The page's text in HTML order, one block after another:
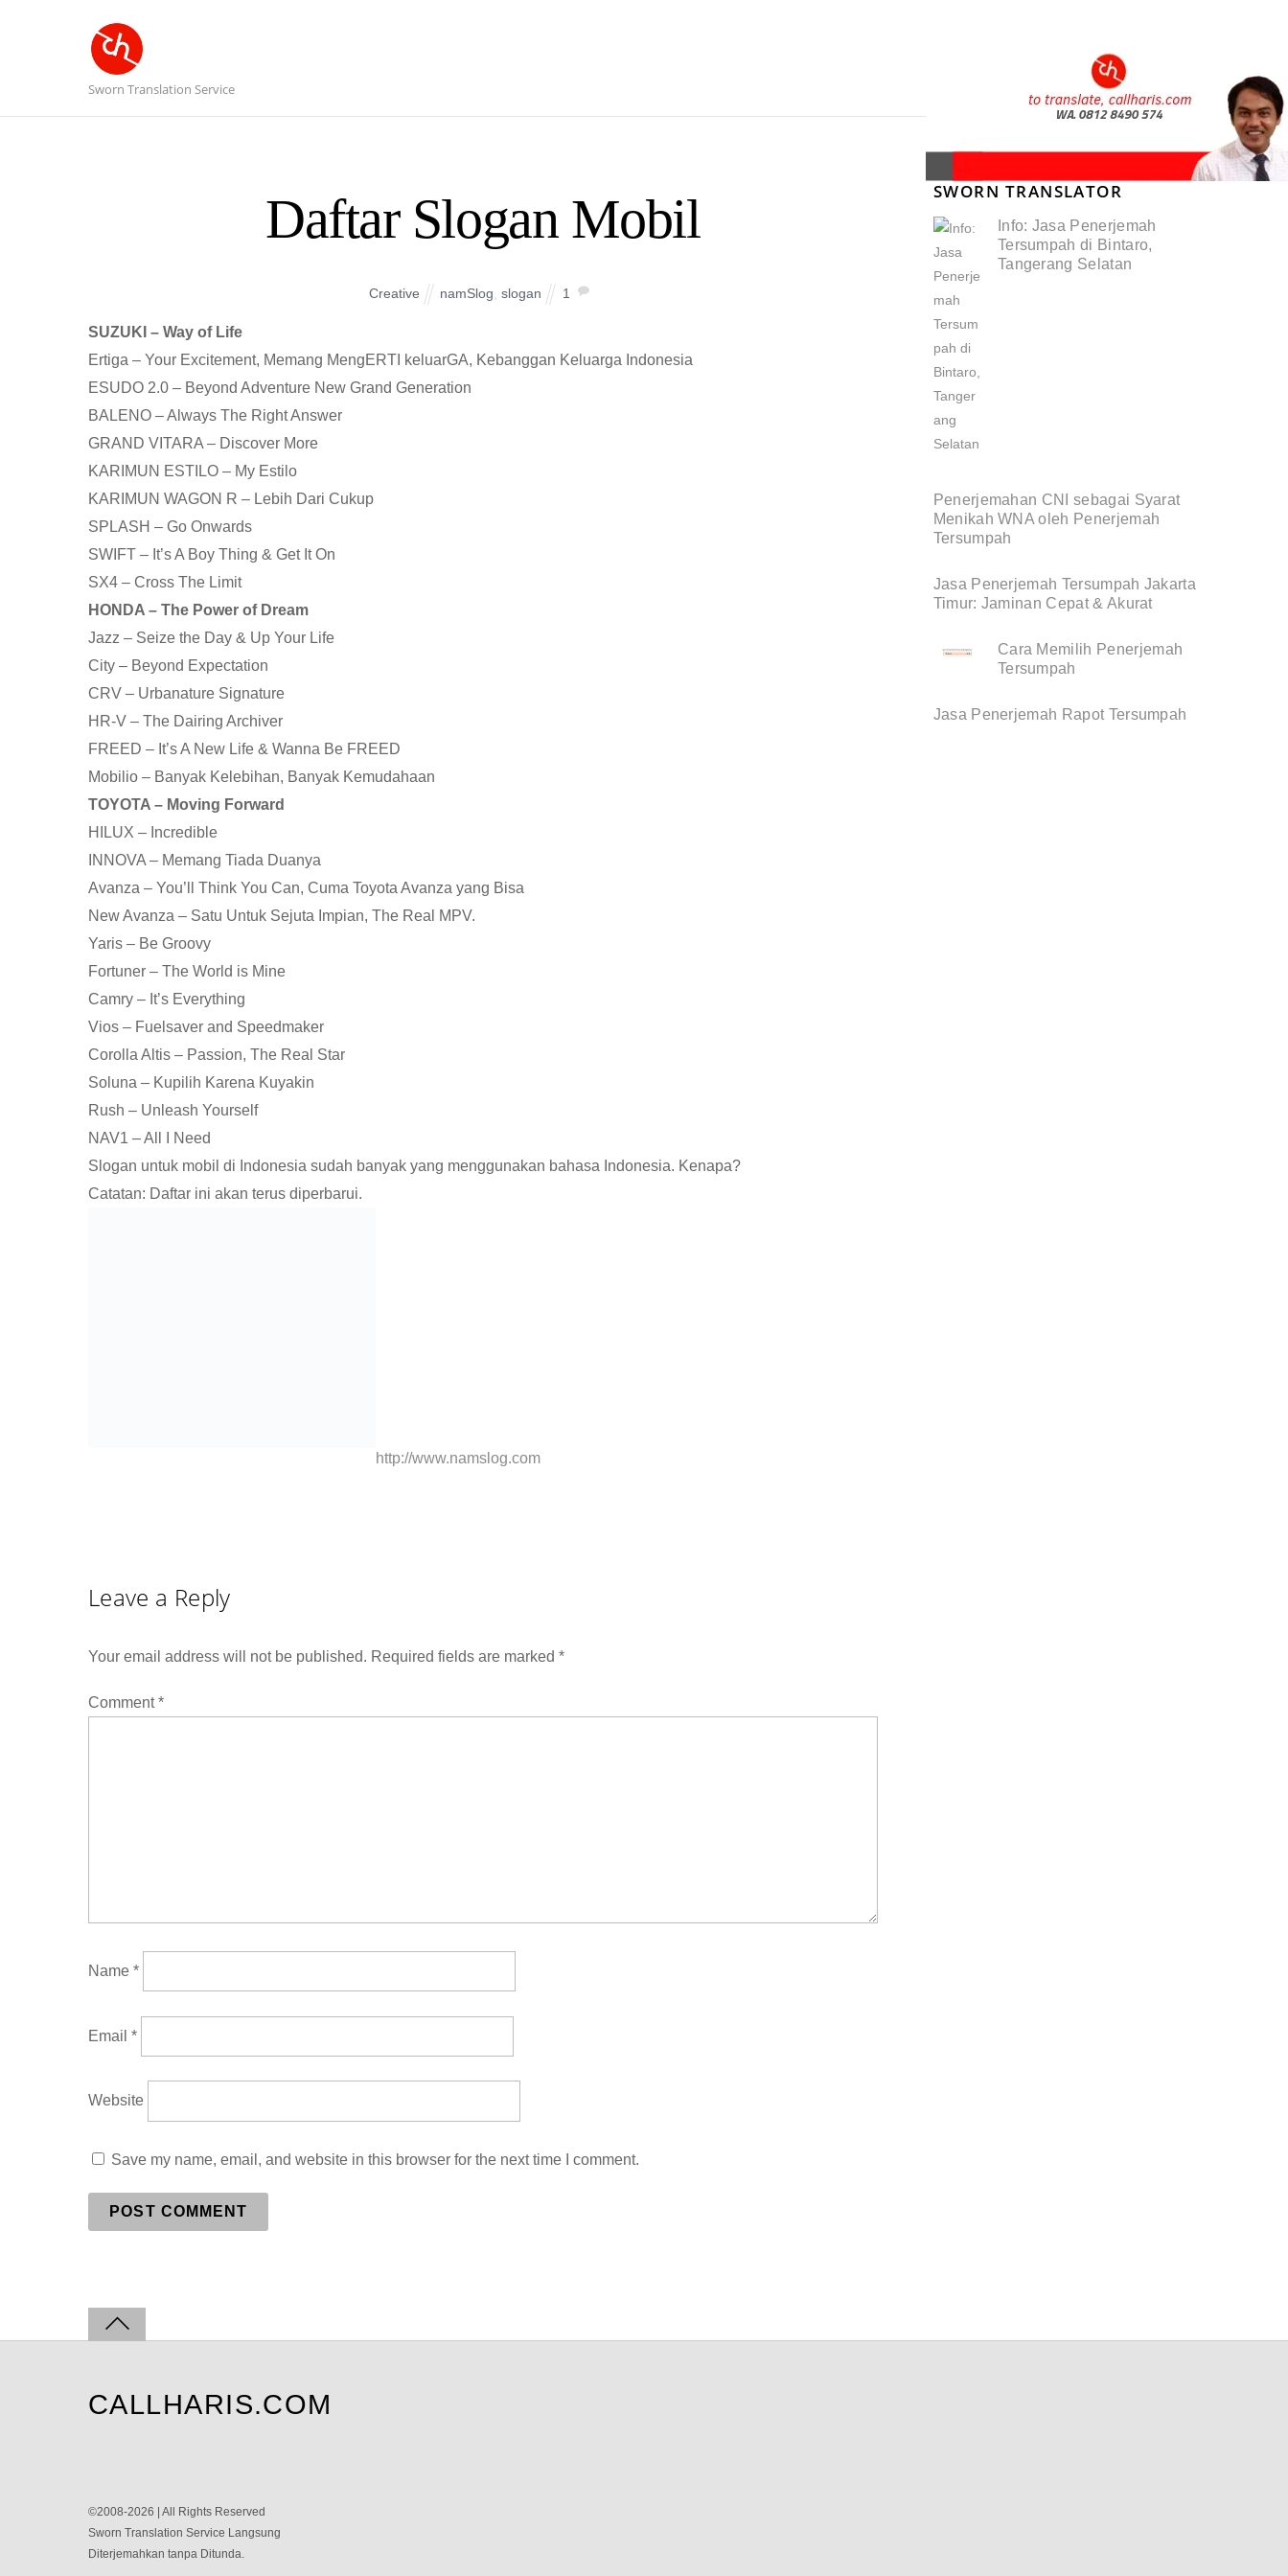
Sworn Translation Service
Daftar Slogan Mobil
Creative namSlog ,slogan 1
SUZUKI – Way of Life
Ertiga – Your Excitement, Memang MengERTI keluarGA, Kebanggan Keluarga Indonesia
ESUDO 2.0 – Beyond Adventure New Grand Generation
BALENO – Always The Right Answer
GRAND VITARA – Discover More
KARIMUN ESTILO – My Estilo
KARIMUN WAGON R – Lebih Dari Cukup
SPLASH – Go Onwards
SWIFT – It’s A Boy Thing & Get It On
SX4 – Cross The Limit
HONDA – The Power of Dream
Jazz – Seize the Day & Up Your Life
City – Beyond Expectation
CRV – Urbanature Signature
HR-V – The Dairing Archiver
FREED – It’s A New Life & Wanna Be FREED
Mobilio – Banyak Kelebihan, Banyak Kemudahaan
TOYOTA – Moving Forward
HILUX – Incredible
INNOVA – Memang Tiada Duanya
Avanza – You’ll Think You Can, Cuma Toyota Avanza yang Bisa
New Avanza – Satu Untuk Sejuta Impian, The Real MPV.
Yaris – Be Groovy
Fortuner – The World is Mine
Camry – It’s Everything
Vios – Fuelsaver and Speedmaker
Corolla Altis – Passion, The Real Star
Soluna – Kupilih Karena Kuyakin
Rush – Unleash Yourself
NAV1 – All I Need
Slogan untuk mobil di Indonesia sudah banyak yang menggunakan bahasa Indonesia. Kenapa?
Catatan: Daftar ini akan terus diperbarui.
http://www.namslog.com
Leave a Reply
Your email address will not be published. Required fields are marked *
Comment*
Name *
Email *
Website
Save my name, email, and website in this browser for the next time I comment.
SWORN TRANSLATOR
Info: Jasa Penerjemah
Tersumpah di Bintaro,
Tangerang Selatan
Penerjemahan CNI sebagai Syarat
Menikah WNA oleh Penerjemah
Tersumpah
Jasa Penerjemah Tersumpah Jakarta
Timur: Jaminan Cepat & Akurat
Cara Memilih Penerjemah
Tersumpah
Jasa Penerjemah Rapot Tersumpah
CALLHARIS.COM
©2008-2026 | All Rights Reserved
Sworn Translation Service Langsung
Diterjemahkan tanpa Ditunda.